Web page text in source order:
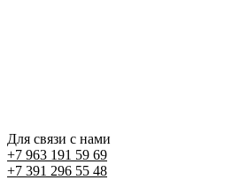
Для связи с нами
+7 963 191 59 69
+7 391 296 55 48